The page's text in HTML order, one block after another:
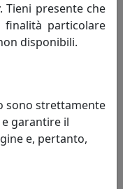
18X24, OTTAVIANI
332,00 €
presente che
particolare
disponibili.
sono strettamente
garantire il
e, pertanto,